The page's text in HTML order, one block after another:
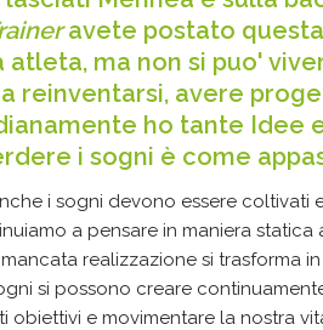
avete postato
ma non si puo'
reinventarsi, avere
ho tante Idee
i sogni è come
i sogni devono essere coltivati
a pensare in maniera
realizzazione si trasforma
si possono creare
obiettivi e movimentare la nostra